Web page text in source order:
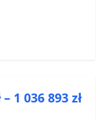
– 1 036 893 zł